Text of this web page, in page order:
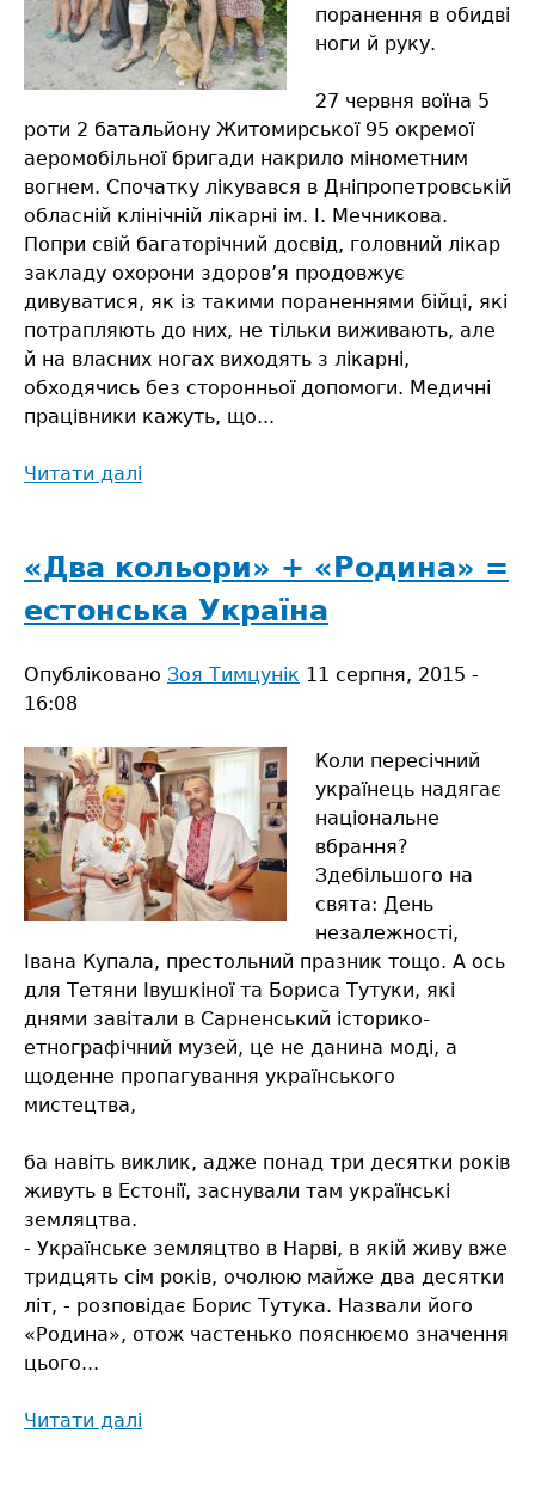
поранення в обидві
ноги й руку.
27 червня воїна 5
роти 2 батальйону Житомирської 95 окремої
аеромобільної бригади накрило мінометним
вогнем. Спочатку лікувався в Дніпропетровській
обласній клінічній лікарні ім. І. Мечникова.
Попри свій багаторічний досвід, головний лікар
закладу охорони здоров’я продовжує
дивуватися, як із такими пораненнями бійці, які
потрапляють до них, не тільки виживають, але
й на власних ногах виходять з лікарні,
обходячись без сторонньої допомоги. Медичні
працівники кажуть, що...
Читати далі
нічого
не
знала…
«Два кольори» + «Родина» =
естонська Україна
Опубліковано Зоя Тимцунік 11 серпня, 2015 -
16:08
Коли пересічний
українець надягає
національне
вбрання?
Здебільшого на
свята: День
незалежності,
Івана Купала, престольний празник тощо. А ось
для Тетяни Івушкіної та Бориса Тутуки, які
днями завітали в Сарненський історико-
етнографічний музей, це не данина моді, а
щоденне пропагування українського
мистецтва,
ба навіть виклик, адже понад три десятки років
живуть в Естонії, заснували там українські
земляцтва.
- Українське земляцтво в Нарві, в якій живу вже
тридцять сім років, очолюю майже два десятки
літ, - розповідає Борис Тутука. Назвали його
«Родина», отож частенько пояснюємо значення
цього...
Читати далі